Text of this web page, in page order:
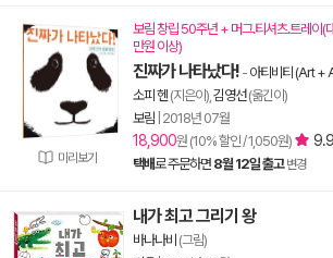
미리보기
보림 창립 50주년 + 머그.티셔츠.트레이(
만원 이상)
진짜가 나타났다! - 아티비티 (Art +
소피 헨 (지은이), 김영선(옮긴이)
보림 2018년 07월
18,900원 (10% 할인 / 1,050원) 9.9
택배로 주문하면 8월 12일 출고 변경
내가 최고 그리기 왕
바나나비 (그림)